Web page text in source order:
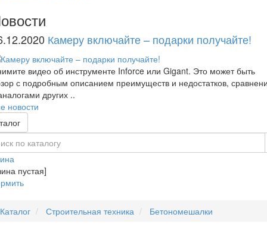
Камеру включайте – подарки получайте!
видео об инструменте Inforce или Gigant. Это может быть
с подробным описанием преимуществ и недостатков,
других ..
новости
пустая]
Каталог Строительная техника Бетономешалки